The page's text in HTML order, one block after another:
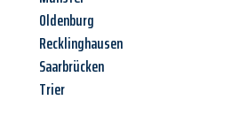
Oldenburg
Recklinghausen
Saarbrücken
Trier